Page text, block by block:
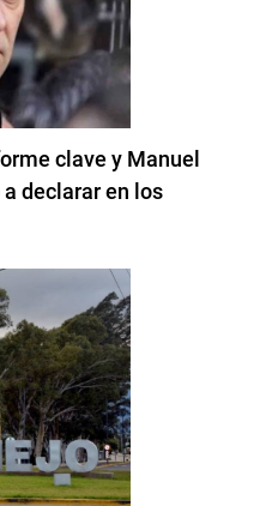
clave y Manuel
declarar en los